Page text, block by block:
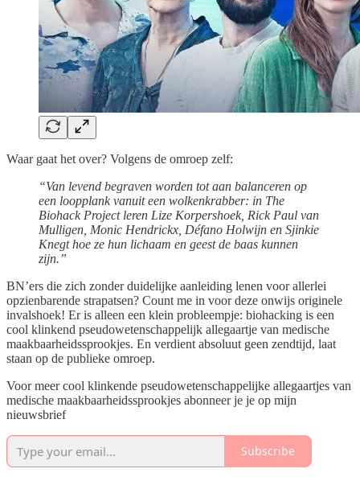
Waar gaat het over? Volgens de omroep zelf:
“Van levend begraven worden tot aan balanceren op
een loopplank vanuit een wolkenkrabber: in The
Biohack Project leren Lize Korpershoek, Rick Paul van
Mulligen, Monic Hendrickx, Défano Holwijn en Sjinkie
Knegt hoe ze hun lichaam en geest de baas kunnen
zijn.”
BN’ers die zich zonder duidelijke aanleiding lenen voor allerlei
opzienbarende strapatsen? Count me in voor deze onwijs originele
invalshoek! Er is alleen een klein probleempje: biohacking is een
cool klinkend pseudowetenschappelijk allegaartje van medische
maakbaarheidssprookjes. En verdient absoluut geen zendtijd, laat
staan op de publieke omroep.
Voor meer cool klinkende pseudowetenschappelijke allegaartjes van
medische maakbaarheidssprookjes abonneer je je op mijn
nieuwsbrief
Subscribe